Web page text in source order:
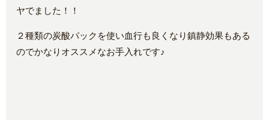
ヤでました！！
２種類の炭酸パックを使い血行も良くなり鎮静効果もある
のでかなりオススメなお手入れです♪